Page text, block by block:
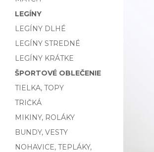
LEGÍNY
LEGÍNY DLHÉ
LEGÍNY STREDNÉ
LEGÍNY KRÁTKE
ŠPORTOVÉ OBLEČENIE
TIELKA, TOPY
TRIČKÁ
MIKINY, ROLÁKY
BUNDY, VESTY
NOHAVICE, TEPLÁKY,